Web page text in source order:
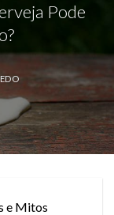
Pode
e Mitos